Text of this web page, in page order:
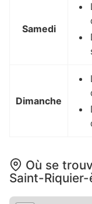
Samedi
Dimanche
Où se
Saint-